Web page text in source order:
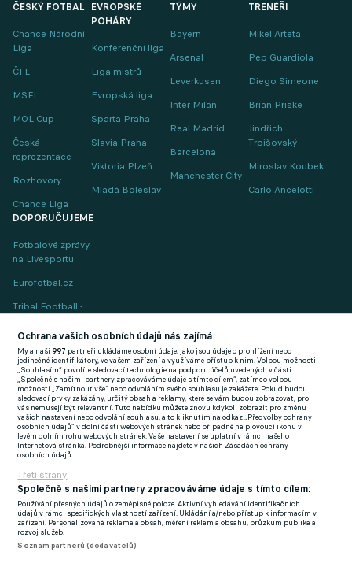
ČESKÝ FOTBAL
Chance Národní
Liga
ČFL
MSFL
MOL Cup
Česká
reprezentace
Rozhovory
Chance Liga
EVROPSKÉ
POHÁRY
Konferenční liga
Liga mistrů
Evropská liga
Sparta Praha
Slavia Praha
Viktoria Plzeň
Mladá Boleslav
TÝMY
Bayern
Arsenal
Leverkusen
Inter Milan
Real Madrid
Barcelona
Manchester City
TRENÉŘI
Mikel Arteta
Pep Guardiola
Diego Simeone
Brian Priske
Jindřich
Trpišovský
Miroslav Koubek
Carlo Ancelotti
DOPORUČUJEME
Fotbalové zprávy
na Livesportu
Eurofotbal.cz
Tribal Football -
(EN)
FlashFutbal (SK)
Tenisportal.cz
Tenisové zprávy
na Livesportu
Podmínky užití
Zásady ochrany osobních údajů
GDPR a žurnalistika
Ochrana vašich osobních údajů nás zajímá
My a naši997 partneři ukládáme osobní údaje, jako jsou údaje o prohlížení nebo
jedinečné identifikátory, ve vašem zařízení a využíváme přístup k nim. Volbou možnosti
„Souhlasím“ povolíte sledovací technologie na podporu účelů uvedených v části
„Společně s našimi partnery zpracováváme údaje s tímto cílem“, zatímco volbou
možnosti „Zamítnout vše“ nebo odvoláním svého souhlasu je zakážete. Pokud budou
sledovací prvky zakázány, určitý obsah a reklamy, které se vám budou zobrazovat, pro
vás nemusejí být relevantní. Tuto nabídku můžete znovu kdykoli zobrazit pro změnu
vašich nastavení nebo odvolání souhlasu, a to kliknutím na odkaz „Předvolby ochrany
osobních údajů“ v dolní části webových stránek nebo případně na plovoucí ikonu v
levém dolním rohu webových stránek. Vaše nastavení se uplatní v rámci našeho
Internetová stránka. Podrobnější informace najdete v našich Zásadách ochrany
osobních údajů.
Třetí strany
Společně s našimi partnery zpracováváme údaje s tímto cílem:
Používání přesných údajů o zeměpisné poloze. Aktivní vyhledávání identifikačních
údajů v rámci specifických vlastností zařízení. Ukládání a/nebo přístup k informacím v
zařízení. Personalizovaná reklama a obsah, měření reklam a obsahu, průzkum publika a
rozvoj služeb.
Seznam partnerů (dodavatelů)